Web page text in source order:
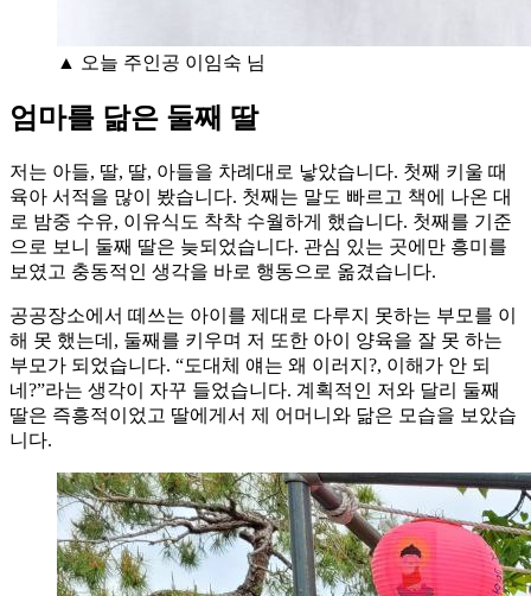
▲ 오늘 주인공 이임숙 님
엄마를 닮은 둘째 딸
저는 아들, 딸, 딸, 아들을 차례대로 낳았습니다. 첫째 키울 때
육아 서적을 많이 봤습니다. 첫째는 말도 빠르고 책에 나온 대
로 밤중 수유, 이유식도 착착 수월하게 했습니다. 첫째를 기준
으로 보니 둘째 딸은 늦되었습니다. 관심 있는 곳에만 흥미를
보였고 충동적인 생각을 바로 행동으로 옮겼습니다.
공공장소에서 떼쓰는 아이를 제대로 다루지 못하는 부모를 이
해 못 했는데, 둘째를 키우며 저 또한 아이 양육을 잘 못 하는
부모가 되었습니다. “도대체 얘는 왜 이러지?, 이해가 안 되
네?”라는 생각이 자꾸 들었습니다. 계획적인 저와 달리 둘째
딸은 즉흥적이었고 딸에게서 제 어머니와 닮은 모습을 보았습
니다.